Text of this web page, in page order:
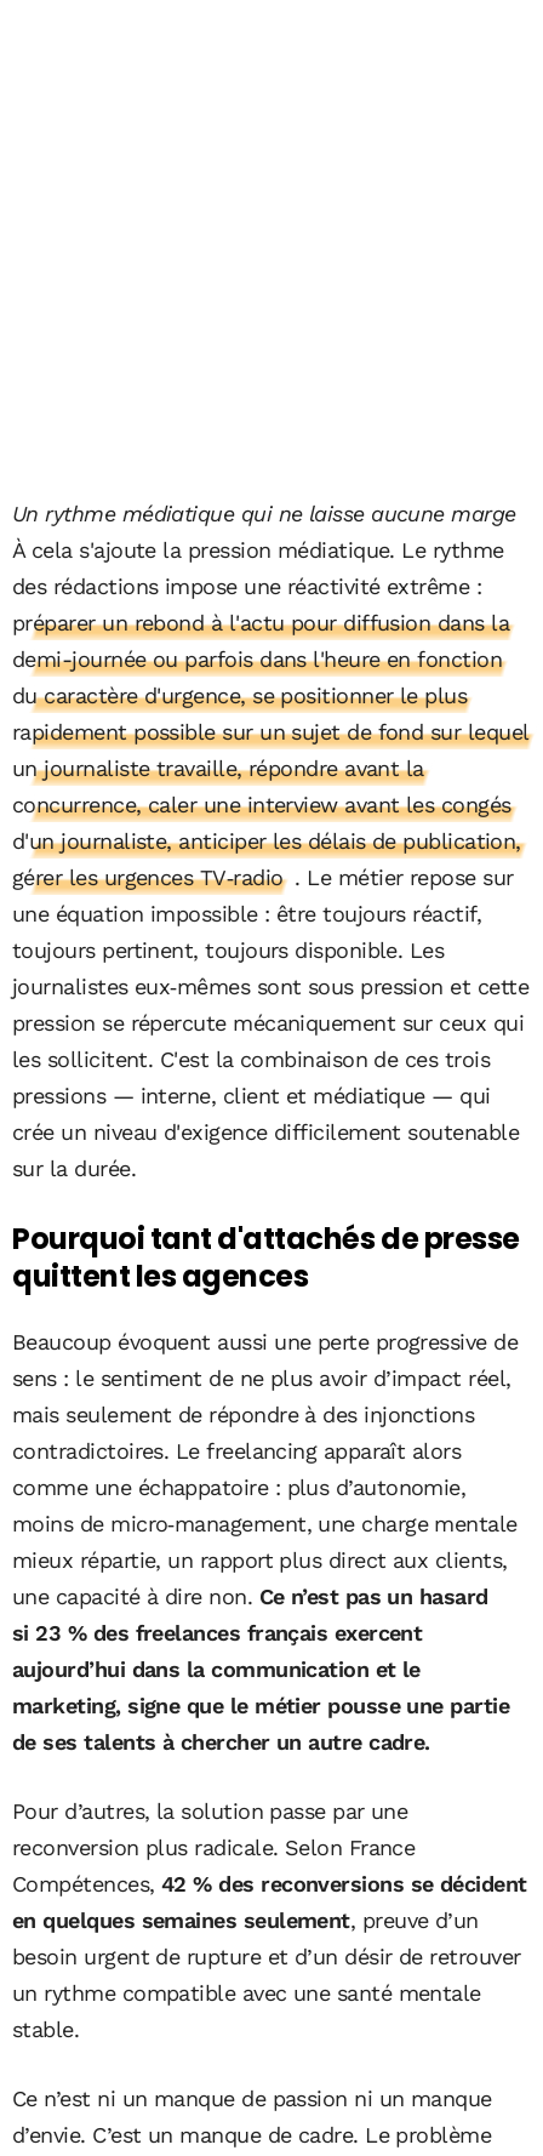
Un rythme médiatique qui ne laisse aucune marge
À cela s'ajoute la pression médiatique. Le rythme
des rédactions impose une réactivité extrême :
préparer un rebond à l'actu pour diffusion dans la
demi-journée ou parfois dans l'heure en fonction
du caractère d'urgence, se positionner le plus
rapidement possible sur un sujet de fond sur lequel
un journaliste travaille, répondre avant la
concurrence, caler une interview avant les congés
d'un journaliste, anticiper les délais de publication,
gérer les urgences TV‑radio . Le métier repose sur
une équation impossible : être toujours réactif,
toujours pertinent, toujours disponible. Les
journalistes eux‑mêmes sont sous pression et cette
pression se répercute mécaniquement sur ceux qui
les sollicitent. C'est la combinaison de ces trois
pressions — interne, client et médiatique — qui
crée un niveau d'exigence difficilement soutenable
sur la durée.
Pourquoi tant d'attachés de presse
quittent les agences
Beaucoup évoquent aussi une perte progressive de
sens : le sentiment de ne plus avoir d’impact réel,
mais seulement de répondre à des injonctions
contradictoires. Le freelancing apparaît alors
comme une échappatoire : plus d’autonomie,
moins de micro‑management, une charge mentale
mieux répartie, un rapport plus direct aux clients,
une capacité à dire non. Ce n’est pas un hasard
si 23 % des freelances français exercent
aujourd’hui dans la communication et le
marketing, signe que le métier pousse une partie
de ses talents à chercher un autre cadre.
Pour d’autres, la solution passe par une
reconversion plus radicale. Selon France
Compétences, 42 % des reconversions se décident
en quelques semaines seulement, preuve d’un
besoin urgent de rupture et d’un désir de retrouver
un rythme compatible avec une santé mentale
stable.
Ce n’est ni un manque de passion ni un manque
d’envie. C’est un manque de cadre. Le problème